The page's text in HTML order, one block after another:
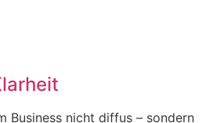
Business nicht diffus – sondern